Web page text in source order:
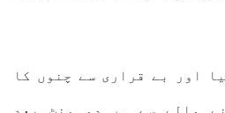
اور بے قراری سے چنوں کا
والے سے ہر دو منٹ بعد